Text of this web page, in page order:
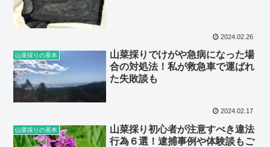
2024.02.26
山菜採りの基本
山菜採りでけがや急病になった場
合の対処法！私が救急車で運ばれ
た失敗談も
2024.02.17
山菜採りの基本
山菜採り初心者が注意すべき違法
行為６選！逮捕事例や体験談もご